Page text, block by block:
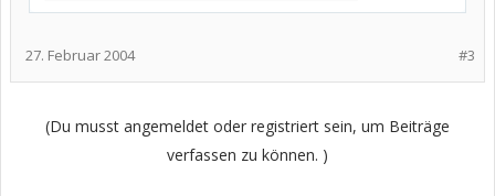
#3
27. Februar 2004
(Du musst angemeldet oder registriert sein, um Beiträge
verfassen zu können. )